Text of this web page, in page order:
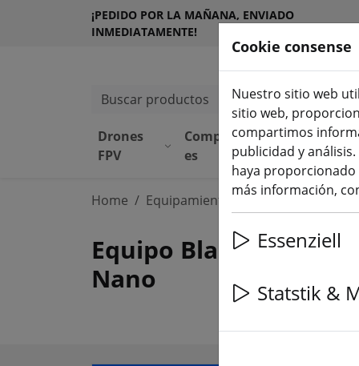
¡PEDIDO POR LA MAÑANA, ENVIADO
INMEDIATAMENTE!
Buscar productos
Drones
FPV
Component
es
to(aktuelle
Home Equipamiento TBS Crossfire y
Equipo Blacksheep
Nano
Cookie consense
Nuestro sitio web
sitio web,
compartimos
publicidad y
haya
más información,
Essenziell
Statstik &